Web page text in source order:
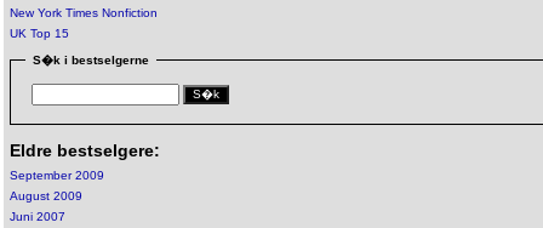
New York Times Nonfiction
UK Top 15
S�k i bestselgerne
Eldre bestselgere:
September 2009
August 2009
Juni 2007